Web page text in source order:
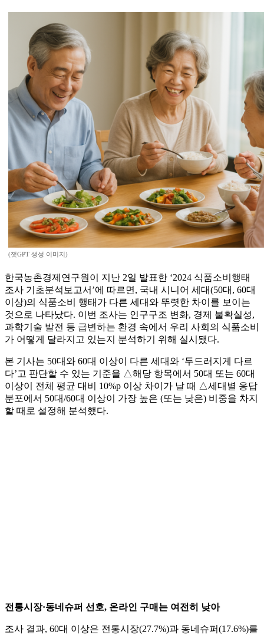
(챗GPT 생성 이미지)
한국농촌경제연구원이 지난 2일 발표한 ‘2024 식품소비행태
조사 기초분석보고서’에 따르면, 국내 시니어 세대(50대, 60대
이상)의 식품소비 행태가 다른 세대와 뚜렷한 차이를 보이는
것으로 나타났다. 이번 조사는 인구구조 변화, 경제 불확실성,
과학기술 발전 등 급변하는 환경 속에서 우리 사회의 식품소비
가 어떻게 달라지고 있는지 분석하기 위해 실시됐다.
본 기사는 50대와 60대 이상이 다른 세대와 ‘두드러지게 다르
다’고 판단할 수 있는 기준을 △해당 항목에서 50대 또는 60대
이상이 전체 평균 대비 10%p 이상 차이가 날 때 △세대별 응답
분포에서 50대/60대 이상이 가장 높은 (또는 낮은) 비중을 차지
할 때로 설정해 분석했다.
전통시장·동네슈퍼 선호, 온라인 구매는 여전히 낮아
조사 결과, 60대 이상은 전통시장(27.7%)과 동네슈퍼(17.6%)를